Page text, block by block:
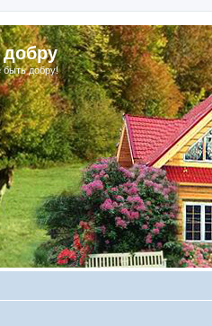
быть добру!